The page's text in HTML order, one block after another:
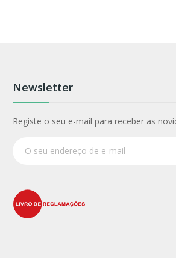
Newsletter
Registe o seu e-mail para receber as